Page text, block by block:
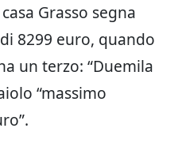
Grasso segna
8299 euro, quando
un terzo: “Duemila
“massimo